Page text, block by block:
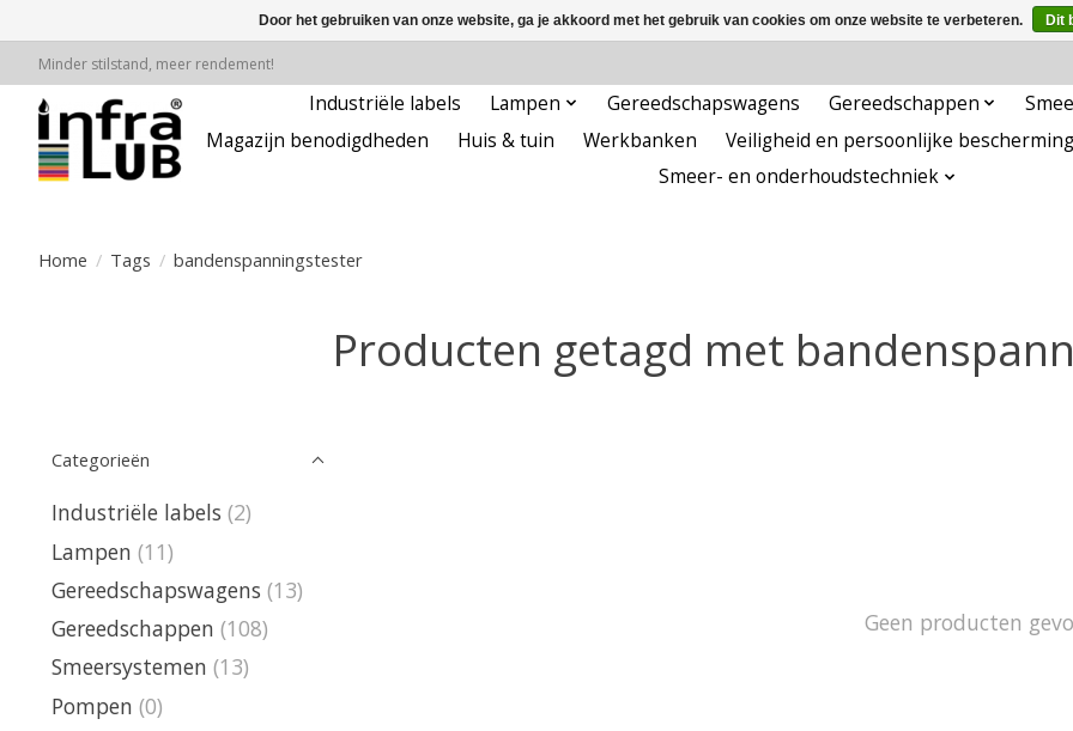
Minder stilstand, meer rendement!
Industriële labels Lampen Gereedschapswagens Gereedschappen
Magazijn benodigdheden
Huis & tuin Werkbanken Veiligheid en persoonlijke bescherming
Smeer- en onderhoudstechniek
Home / Tags / bandenspanningstester
Producten getagd met
Categorieën
Industriële labels (2)
Lampen (11)
Gereedschapswagens (13)
Gereedschappen (108)
Smeersystemen (13)
Pompen (0)
Geen producten
Door het gebruiken van onze website, ga je akkoord met het gebruik van cookies om onze website te verbeteren. Dit